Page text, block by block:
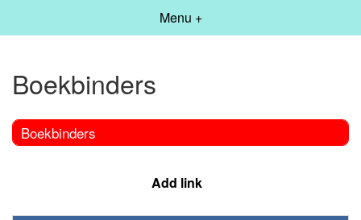
Menu +
Boekbinders
Boekbinders
Add link